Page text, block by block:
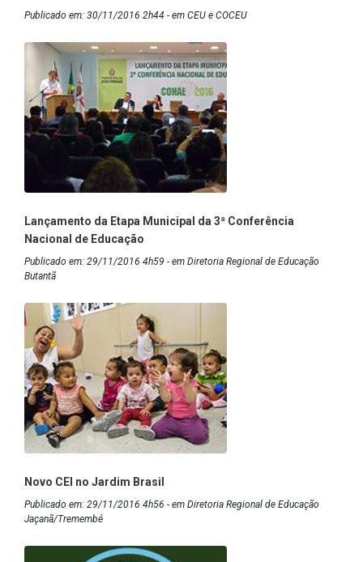
Publicado em: 30/11/2016 2h44 - em CEU e COCEU
Lançamento da Etapa Municipal da 3ª Conferência
Nacional de Educação
Publicado em: 29/11/2016 4h59 - em Diretoria Regional de Educação
Butantã
Novo CEI no Jardim Brasil
Publicado em: 29/11/2016 4h56 - em Diretoria Regional de Educação
Jaçanã/Tremembé